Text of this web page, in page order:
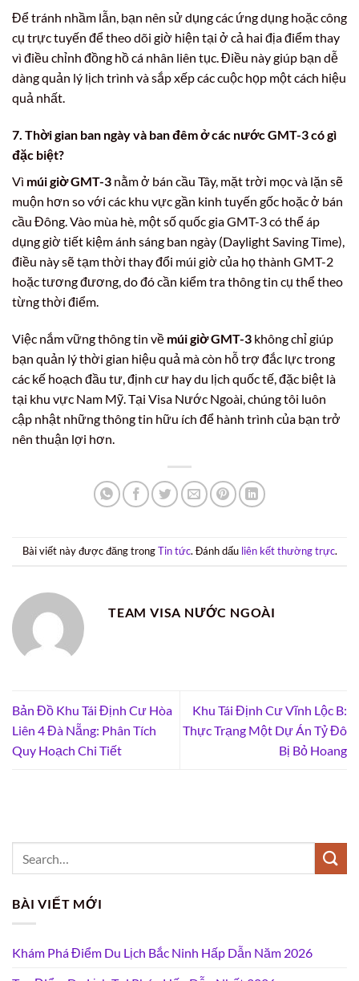
Để tránh nhầm lẫn, bạn nên sử dụng các ứng dụng hoặc công
cụ trực tuyến để theo dõi giờ hiện tại ở cả hai địa điểm thay
vì điều chỉnh đồng hồ cá nhân liên tục. Điều này giúp bạn dễ
dàng quản lý lịch trình và sắp xếp các cuộc họp một cách hiệu
quả nhất.
7. Thời gian ban ngày và ban đêm ở các nước GMT-3 có gì
đặc biệt?
Vì múi giờ GMT-3 nằm ở bán cầu Tây, mặt trời mọc và lặn sẽ
muộn hơn so với các khu vực gần kinh tuyến gốc hoặc ở bán
cầu Đông. Vào mùa hè, một số quốc gia GMT-3 có thể áp
dụng giờ tiết kiệm ánh sáng ban ngày (Daylight Saving Time),
điều này sẽ tạm thời thay đổi múi giờ của họ thành GMT-2
hoặc tương đương, do đó cần kiểm tra thông tin cụ thể theo
từng thời điểm.
Việc nắm vững thông tin về múi giờ GMT-3 không chỉ giúp
bạn quản lý thời gian hiệu quả mà còn hỗ trợ đắc lực trong
các kế hoạch đầu tư, định cư hay du lịch quốc tế, đặc biệt là
tại khu vực Nam Mỹ. Tại Visa Nước Ngoài, chúng tôi luôn
cập nhật những thông tin hữu ích để hành trình của bạn trở
nên thuận lợi hơn.
Bài viết này được đăng trongTin tức. Đánh dấu liên kết thường trực.
TEAM VISA NƯỚC NGOÀI
Bản Đồ Khu Tái Định Cư Hòa
Liên 4 Đà Nẵng: Phân Tích
Quy Hoạch Chi Tiết
Khu Tái Định Cư Vĩnh Lộc B:
Thực Trạng Một Dự Án Tỷ Đô
Bị Bỏ Hoang
BÀI VIẾT MỚI
Khám Phá Điểm Du Lịch Bắc Ninh Hấp Dẫn Năm 2026